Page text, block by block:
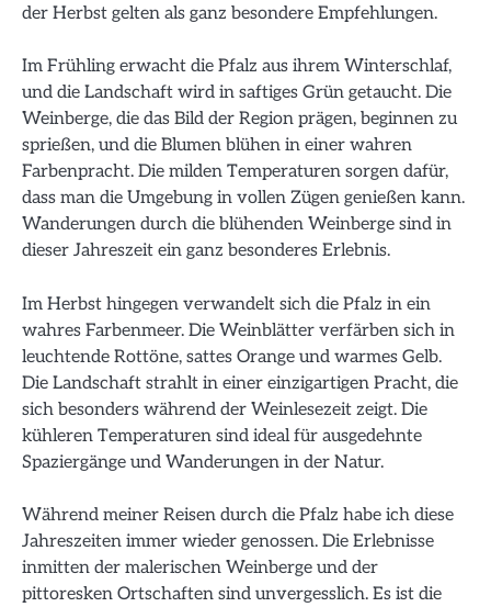
der Herbst gelten als ganz besondere Empfehlungen.
Im Frühling erwacht die Pfalz aus ihrem Winterschlaf,
und die Landschaft wird in saftiges Grün getaucht. Die
Weinberge, die das Bild der Region prägen, beginnen zu
sprießen, und die Blumen blühen in einer wahren
Farbenpracht. Die milden Temperaturen sorgen dafür,
dass man die Umgebung in vollen Zügen genießen kann.
Wanderungen durch die blühenden Weinberge sind in
dieser Jahreszeit ein ganz besonderes Erlebnis.
Im Herbst hingegen verwandelt sich die Pfalz in ein
wahres Farbenmeer. Die Weinblätter verfärben sich in
leuchtende Rottöne, sattes Orange und warmes Gelb.
Die Landschaft strahlt in einer einzigartigen Pracht, die
sich besonders während der Weinlesezeit zeigt. Die
kühleren Temperaturen sind ideal für ausgedehnte
Spaziergänge und Wanderungen in der Natur.
Während meiner Reisen durch die Pfalz habe ich diese
Jahreszeiten immer wieder genossen. Die Erlebnisse
inmitten der malerischen Weinberge und der
pittoresken Ortschaften sind unvergesslich. Es ist die